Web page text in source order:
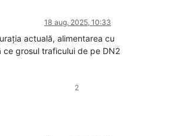
18 aug. 2025, 10:33
actuală, alimentarea cu
ce grosul traficului de pe DN2
2